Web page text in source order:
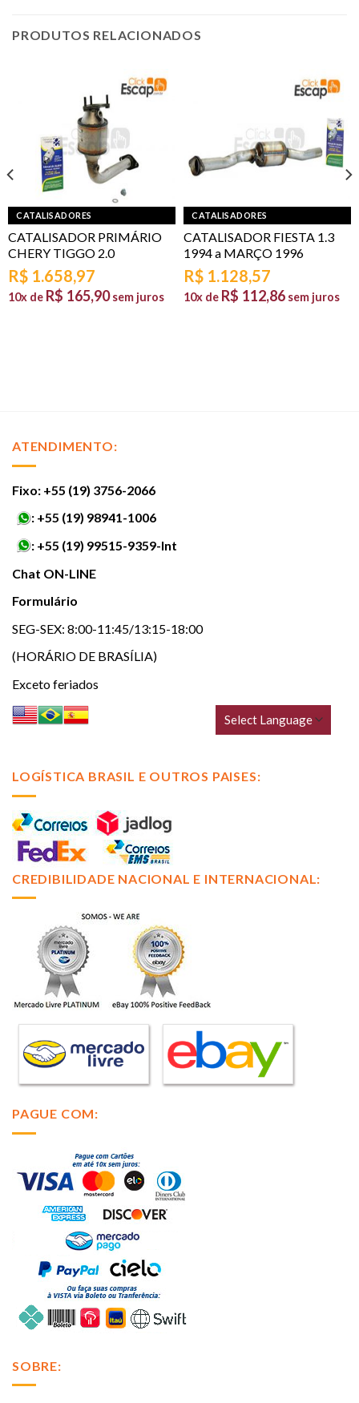
PRODUTOS RELACIONADOS
CATALISADORES
CATALISADOR PRIMÁRIO
CHERY TIGGO 2.0
R$ 1.658,97
10x de R$ 165,90 sem juros
CATALISADORES
CATALISADOR FIESTA 1.3
1994 a MARÇO 1996
R$ 1.128,57
10x de R$ 112,86 sem juros
ATENDIMENTO:
Fixo: +55 (19) 3756-2066
: +55 (19) 98941-1006
: +55 (19) 99515-9359-Int
Chat ON-LINE
Formulário
SEG-SEX: 8:00-11:45/13:15-18:00
(HORÁRIO DE BRASÍLIA)
Exceto feriados
LOGÍSTICA BRASIL E OUTROS PAISES:
CREDIBILIDADE NACIONAL E INTERNACIONAL:
PAGUE COM:
SOBRE: